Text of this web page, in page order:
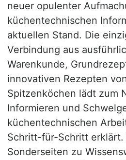
neuer opulenter
küchentechnischen
aktuellen Stand. Die
Verbindung aus
Warenkunde,
innovativen Rezepten
Spitzenköchen lädt zum
Informieren und
küchentechnischen
Schritt-für-Schritt erklärt.
Sonderseiten zu